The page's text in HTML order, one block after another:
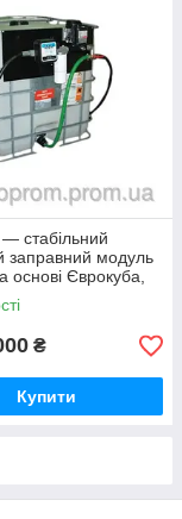
стабільний
заправний модуль
основі Єврокуба,
220 вольтів
₴
Купити